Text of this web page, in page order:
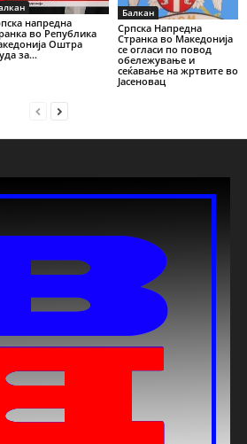
напредна
во Република
Оштра
за...
Балкан
Српска Напредна
Странка во Македонија
се огласи по повод
обележување и
сеќавање на жртвите во
Јасеновац